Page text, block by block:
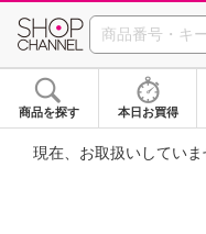
商品を探す 本日お買得
現在、お取扱いしていま